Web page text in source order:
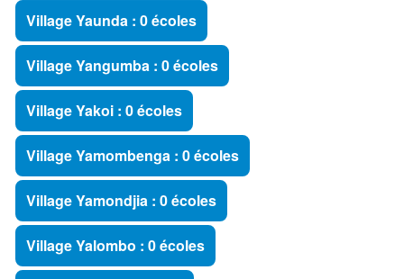
Village Yaunda : 0 écoles
Village Yangumba : 0 écoles
Village Yakoi : 0 écoles
Village Yamombenga : 0 écoles
Village Yamondjia : 0 écoles
Village Yalombo : 0 écoles